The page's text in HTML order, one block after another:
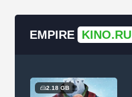
EMPIRE KINO.RU
2.18 GB